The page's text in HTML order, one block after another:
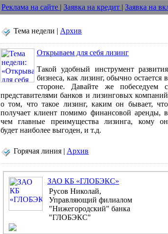
Реклама на сайте | Заявка на кредит | Заявка на
Тема недели | Архив
Открываем для себя лизинг
Такой удобный инструмент развития
бизнеса, как лизинг, обычно остается в
стороне. Давайте же побеседуем с
представителями банков и лизинговых компаний
о том, что такое лизинг, каким он бывает, что
получает клиент помимо финансовой аренды, в
чем главные преимущества лизинга, кому он
будет наиболее выгоден, и т.д.
Горячая линия | Архив
ЗАО КБ «ГЛОБЭКС»
Русов Николай,
Управляющий филиалом
"Нижегородский" банка
"ГЛОБЭКС"